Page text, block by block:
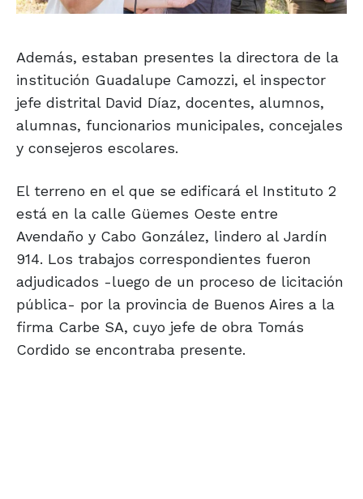
Además, estaban presentes la directora de la
institución Guadalupe Camozzi, el inspector
jefe distrital David Díaz, docentes, alumnos,
alumnas, funcionarios municipales, concejales
y consejeros escolares.
El terreno en el que se edificará el Instituto 2
está en la calle Güemes Oeste entre
Avendaño y Cabo González, lindero al Jardín
914. Los trabajos correspondientes fueron
adjudicados -luego de un proceso de licitación
pública- por la provincia de Buenos Aires a la
firma Carbe SA, cuyo jefe de obra Tomás
Cordido se encontraba presente.